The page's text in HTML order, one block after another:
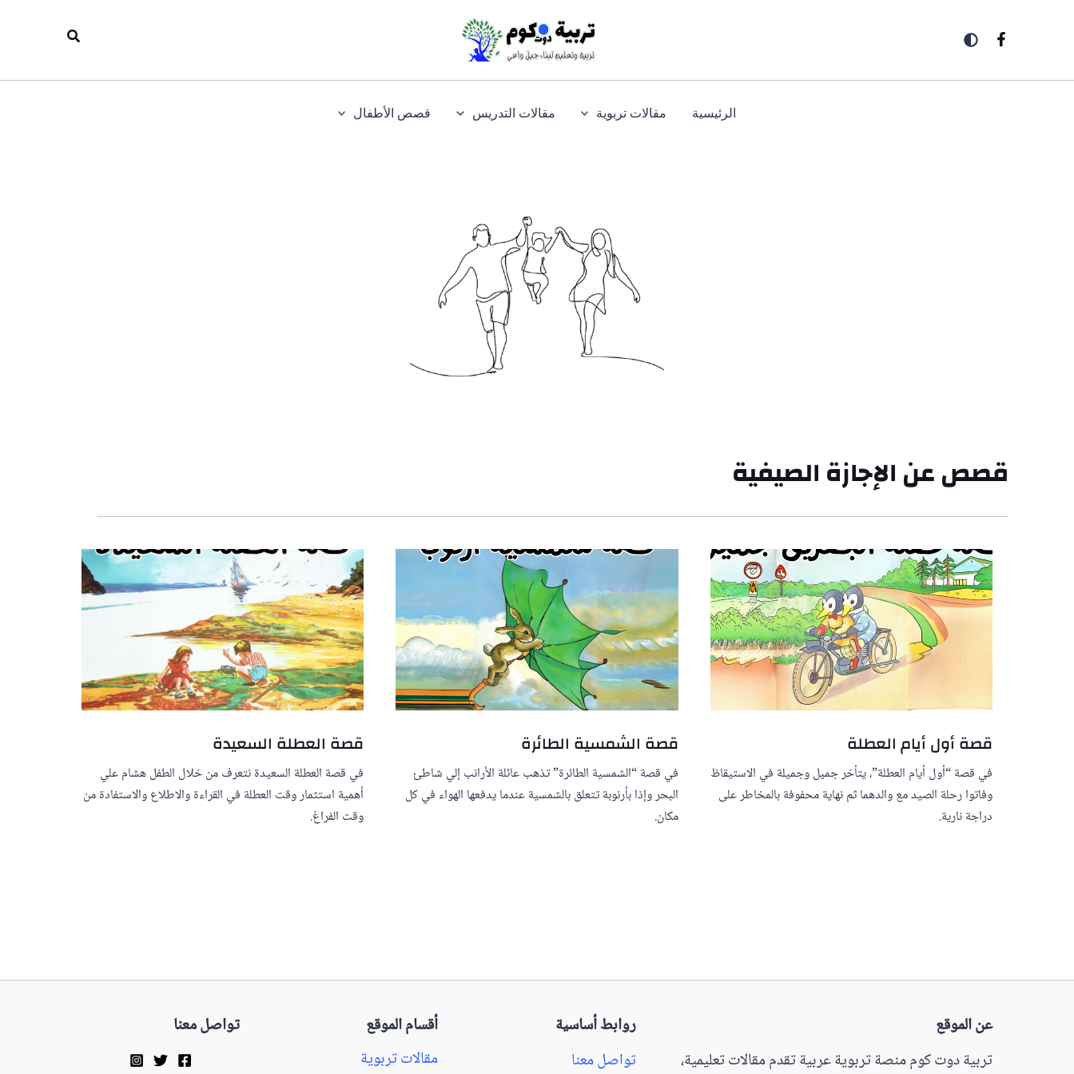
الرئيسية مقالات تربوية مقالات التدريس قصص الأطفال
قصص عن الإجازة الصيفية
قصة أول أيام العطلة
في قصة “أول أيام العطلة”، يتأخر جميل وجميلة في الاستيقاظ
وفاتوا رحلة الصيد مع والدهما ثم نهاية محفوفة بالمخاطر على
دراجة نارية.
قصة الشمسية الطائرة
في قصة “الشمسية الطائرة” تذهب عائلة الأرانب إلي شاطئ
البحر وإذا بأرنوبة تتعلق بالشمسية عندما يدفعها الهواء في كل
مكان.
قصة العطلة السعيدة
في قصة العطلة السعيدة نتعرف من خلال الطفل هشام علي
أهمية استثمار وقت العطلة في القراءة والاطلاع والاستفادة من
وقت الفراغ.
عن الموقع
تربية دوت كوم منصة تربوية عربية تقدم مقالات تعليمية،
روابط أساسية
تواصل معنا
أقسام الموقع
مقالات تربوية
تواصل معنا